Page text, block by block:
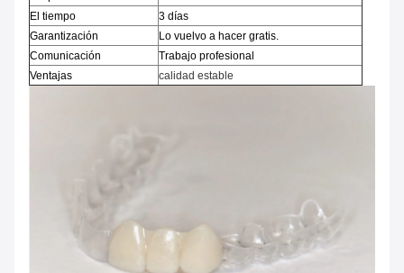
El tiempo
3 días
Garantización
Lo vuelvo a hacer gratis.
Comunicación
Trabajo profesional
Ventajas
calidad estable